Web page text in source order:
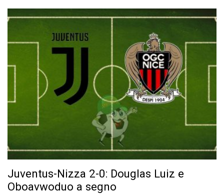
Juventus-Nizza 2-0: Douglas Luiz e
Oboavwoduo a segno